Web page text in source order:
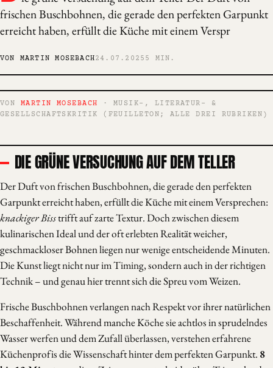
frischen Buschbohnen, die gerade den perfekten Garpunkt
erreicht haben, erfüllt die Küche mit einem Verspr
VON MARTIN MOSEBACH24.07.2025 5 MIN.
VON MARTIN MOSEBACH
· MUSIK-, LITERATUR- &
GESELLSCHAFTSKRITIK (FEUILLETON; ALLE DREI RUBRIKEN)
DIE GRÜNE VERSUCHUNG AUF DEM TELLER
Der Duft von frischen Buschbohnen, die gerade den perfekten
Garpunkt erreicht haben, erfüllt die Küche mit einem Versprechen:
knackiger Bisstrifft auf zarte Textur. Doch zwischen diesem
kulinarischen Ideal und der oft erlebten Realität weicher,
geschmackloser Bohnen liegen nur wenige entscheidende Minuten.
Die Kunst liegt nicht nur im Timing, sondern auch in der richtigen
Technik – und genau hier trennt sich die Spreu vom Weizen.
Frische Buschbohnen verlangen nach Respekt vor ihrer natürlichen
Beschaffenheit. Während manche Köche sie achtlos in sprudelndes
Wasser werfen und dem Zufall überlassen, verstehen erfahrene
Küchenprofis die Wissenschaft hinter dem perfekten Garpunkt. 8